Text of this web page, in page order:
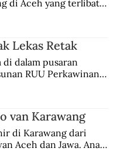
di Aceh yang terlibat
mengikuti jejaknya.
Lekas Retak
dalam pusaran
RUU Perkawinan.
van Karawang
di Karawang dari
Aceh dan Jawa. Anak